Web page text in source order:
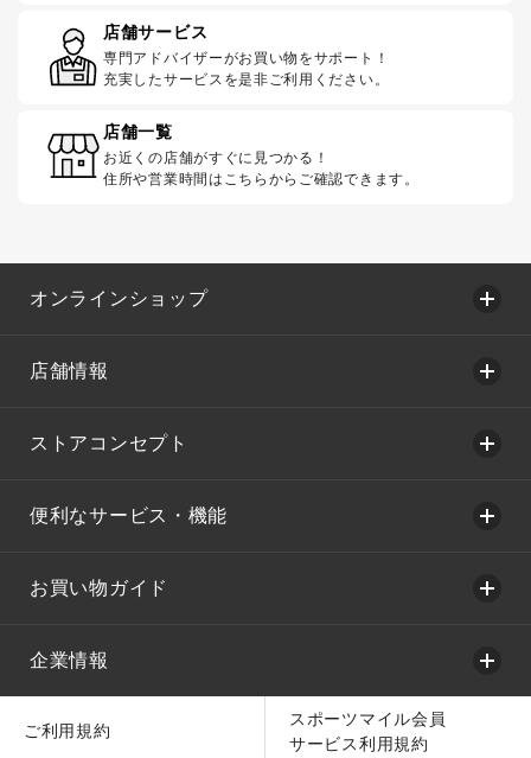
店舗サービス
専門アドバイザーがお買い物をサポート！
充実したサービスを是非ご利用ください。
店舗一覧
お近くの店舗がすぐに見つかる！
住所や営業時間はこちらからご確認できます。
オンラインショップ
店舗情報
ストアコンセプト
便利なサービス・機能
お買い物ガイド
企業情報
ご利用規約
スポーツマイル会員
サービス利用規約